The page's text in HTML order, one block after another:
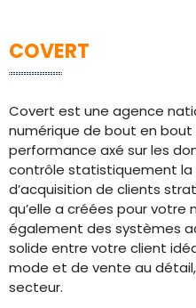
COVERT
Covert est une agence
numérique de bout en
performance axé sur les
contrôle statistiquement la
d’acquisition de clients
qu’elle a créées pour votre
également des systèmes
solide entre votre client
mode et de vente au
secteur.